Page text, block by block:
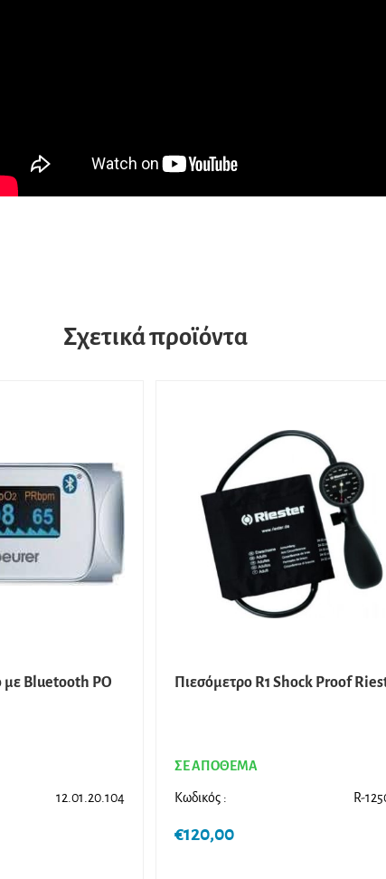
Σχετικά προϊόντα
με Βluetooth PO
12.01.20.104
Πιεσόμετρο R1 Shock Proof
ΣΕ ΑΠΟΘΕΜΑ
Κωδικός : R-
€120,00